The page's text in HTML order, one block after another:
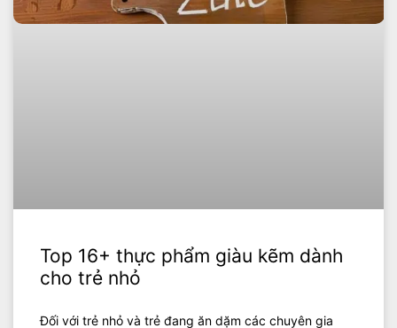
Top 16+ thực phẩm giàu kẽm dành
cho trẻ nhỏ
Đối với trẻ nhỏ và trẻ đang ăn dặm các chuyên gia